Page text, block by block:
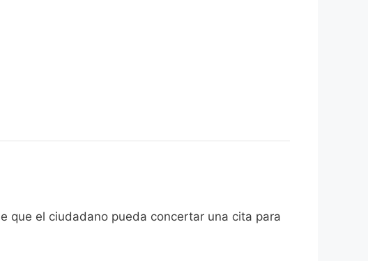
que el ciudadano pueda concertar una cita para